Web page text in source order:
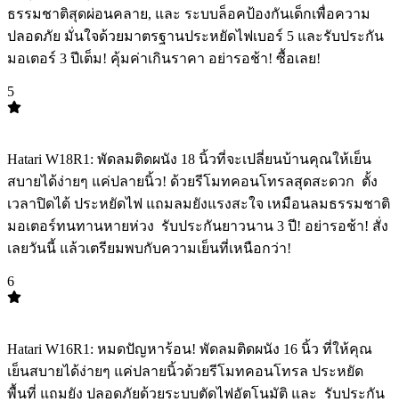
ธรรมชาติสุดผ่อนคลาย, และ ระบบล็อคป้องกันเด็กเพื่อความ
ปลอดภัย มั่นใจด้วยมาตรฐานประหยัดไฟเบอร์ 5 และรับประกัน
มอเตอร์ 3 ปีเต็ม! คุ้มค่าเกินราคา อย่ารอช้า! ซื้อเลย!
5
Hatari W18R1: พัดลมติดผนัง 18 นิ้วที่จะเปลี่ยนบ้านคุณให้เย็น
สบายได้ง่ายๆ แค่ปลายนิ้ว! ด้วยรีโมทคอนโทรลสุดสะดวก ️ ตั้ง
เวลาปิดได้ ประหยัดไฟ แถมลมยังแรงสะใจ เหมือนลมธรรมชาติ
มอเตอร์ทนทานหายห่วง ️ รับประกันยาวนาน 3 ปี! อย่ารอช้า! สั่ง
เลยวันนี้ แล้วเตรียมพบกับความเย็นที่เหนือกว่า!
6
Hatari W16R1: หมดปัญหาร้อน! พัดลมติดผนัง 16 นิ้ว ที่ให้คุณ
เย็นสบายได้ง่ายๆ แค่ปลายนิ้วด้วยรีโมทคอนโทรล ประหยัด
พื้นที่ แถมยัง ปลอดภัยด้วยระบบตัดไฟอัตโนมัติ และ ️ รับประกัน